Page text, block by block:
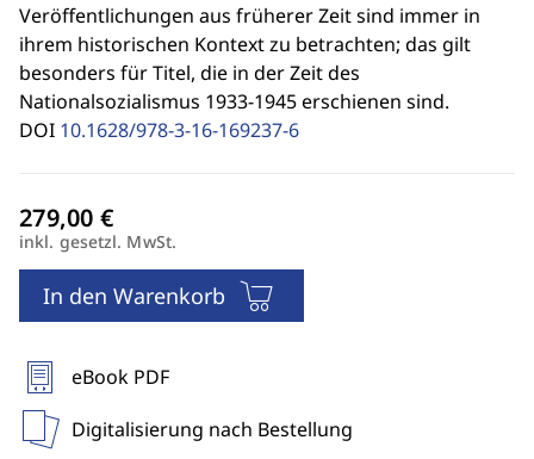
Veröffentlichungen aus früherer Zeit sind immer in
ihrem historischen Kontext zu betrachten; das gilt
besonders für Titel, die in der Zeit des
Nationalsozialismus 1933-1945 erschienen sind.
DOI 10.1628/978-3-16-169237-6
inkl. gesetzl. MwSt.
In den Warenkorb
eBook PDF
Digitalisierung nach Bestellung